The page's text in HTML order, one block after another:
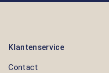
Klantenservice
Contact